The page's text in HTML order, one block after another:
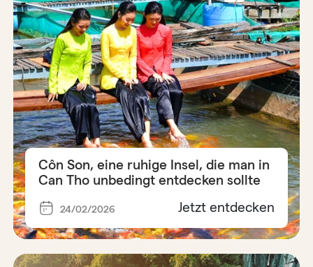
Côn Son, eine ruhige Insel, die man in
Can Tho unbedingt entdecken sollte
24/02/2026 Jetzt entdecken